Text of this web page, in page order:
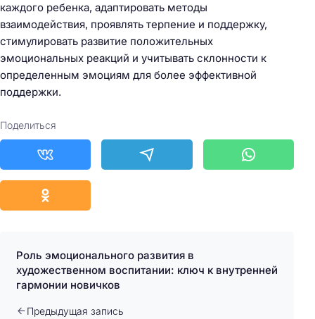
каждого ребенка, адаптировать методы
взаимодействия, проявлять терпение и поддержку,
стимулировать развитие положительных
эмоциональных реакций и учитывать склонности к
определенным эмоциям для более эффективной
поддержки.
Поделиться
Роль эмоционального развития в
художественном воспитании: ключ к внутренней
гармонии новичков
Предыдущая запись